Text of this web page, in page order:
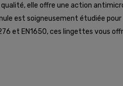
elle offre une action
est soigneusement étudiée
et EN1650, ces lingettes vous